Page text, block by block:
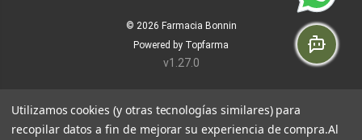
© 2026 Farmacia Bonnin
Powered by Topfarma
v1.27.0
Utilizamos cookies (y otras tecnologías similares) para
recopilar datos a fin de mejorar su experiencia de compra.Al